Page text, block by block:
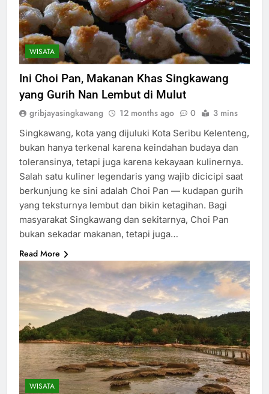
WISATA
Ini Choi Pan, Makanan Khas Singkawang
yang Gurih Nan Lembut di Mulut
gribjayasingkawang 12 months ago 0 3 mins
Singkawang, kota yang dijuluki Kota Seribu Kelenteng,
bukan hanya terkenal karena keindahan budaya dan
toleransinya, tetapi juga karena kekayaan kulinernya.
Salah satu kuliner legendaris yang wajib dicicipi saat
berkunjung ke sini adalah Choi Pan — kudapan gurih
yang teksturnya lembut dan bikin ketagihan. Bagi
masyarakat Singkawang dan sekitarnya, Choi Pan
bukan sekadar makanan, tetapi juga…
Read More
WISATA